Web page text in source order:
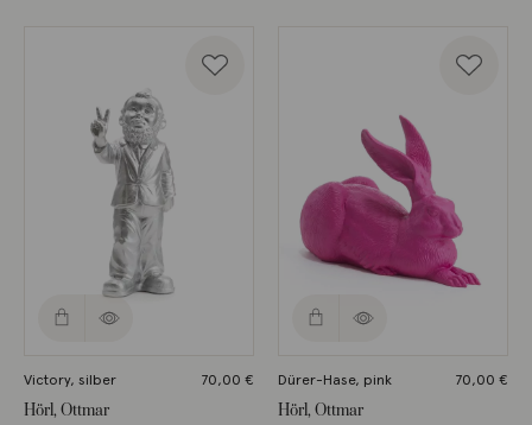
Victory, silber 70,00 €
Hörl, Ottmar
Dürer-Hase, pink 70,00 €
Hörl, Ottmar